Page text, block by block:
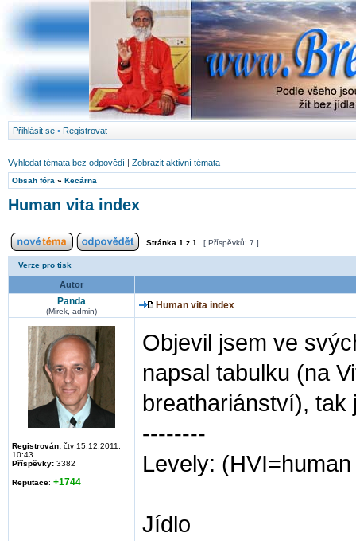
Přihlásit se • Registrovat
Vyhledat témata bez odpovědí | Zobrazit aktivní témata
Obsah fóra » Kecárna
Human vita index
Stránka 1 z 1 [ Příspěvků: 7 ]
Verze pro tisk
Autor
Panda
(Mirek, admin)
Human vita index
Registrován: čtv 15.12.2011,
10:43
Příspěvky: 3382
Reputace: +1744
Objevil jsem ve
napsal tabulku (na
breathariánství),
--------
Levely:
Jídlo